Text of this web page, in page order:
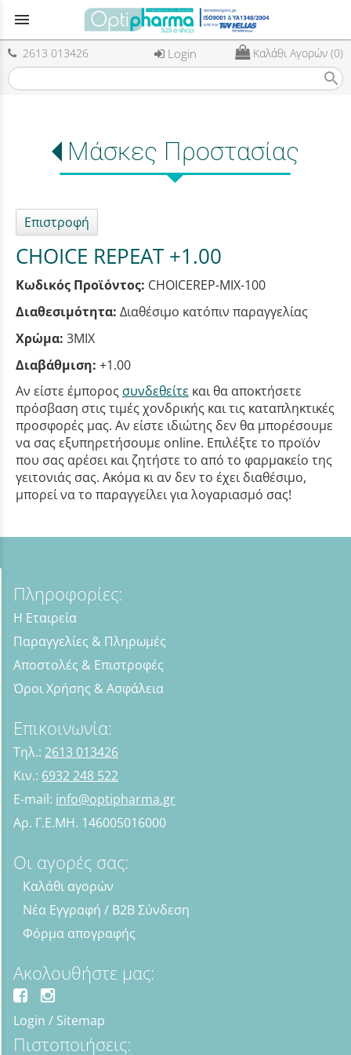
menu
2613 013426 Login Καλάθι Αγορών (0)
search
Μάσκες Προστασίας
Επιστροφή
CHOICE REPEAT +1.00
Κωδικός Προϊόντος: CHOICEREP-MIX-100
Διαθεσιμότητα: Διαθέσιμο κατόπιν παραγγελίας
Χρώμα: 3MIX
Διαβάθμιση: +1.00
Αν είστε έμπορος συνδεθείτε και θα αποκτήσετε
πρόσβαση στις τιμές χονδρικής και τις καταπληκτικές
προσφορές μας. Αν είστε ιδιώτης δεν θα μπορέσουμε
να σας εξυπηρετήσουμε online. Επιλέξτε το προϊόν
που σας αρέσει και ζητήστε το από το φαρμακείο της
γειτονιάς σας. Ακόμα κι αν δεν το έχει διαθέσιμο,
μπορεί να το παραγγείλει για λογαριασμό σας!
Πληροφορίες:
Η Εταιρεία
Παραγγελίες & Πληρωμές
Αποστολές & Επιστροφές
Όροι Χρήσης & Ασφάλεια
Επικοινωνία:
Τηλ.: 2613 013426
Κιν.: 6932 248 522
E-mail: info@optipharma.gr
Αρ. Γ.Ε.ΜΗ. 146005016000
Οι αγορές σας:
Καλάθι αγορών
Νέα Εγγραφή / B2B Σύνδεση
Φόρμα απογραφής
Ακολουθήστε μας:
Login / Sitemap
Πιστοποιήσεις: